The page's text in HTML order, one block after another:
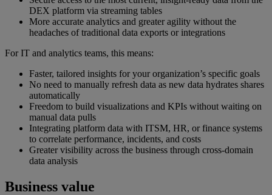
DEX platform via streaming tables
More accurate analytics and greater agility without the
headaches of traditional data exports or integrations
For IT and analytics teams, this means:
Faster, tailored insights for your organization’s specific goals
No need to manually refresh data as new data hydrates shares
automatically
Freedom to build visualizations and KPIs without waiting on
manual data pulls
Integrating platform data with ITSM, HR, or finance systems
to correlate performance, incidents, and costs
Greater visibility across the business through cross-domain
data analysis
Business value